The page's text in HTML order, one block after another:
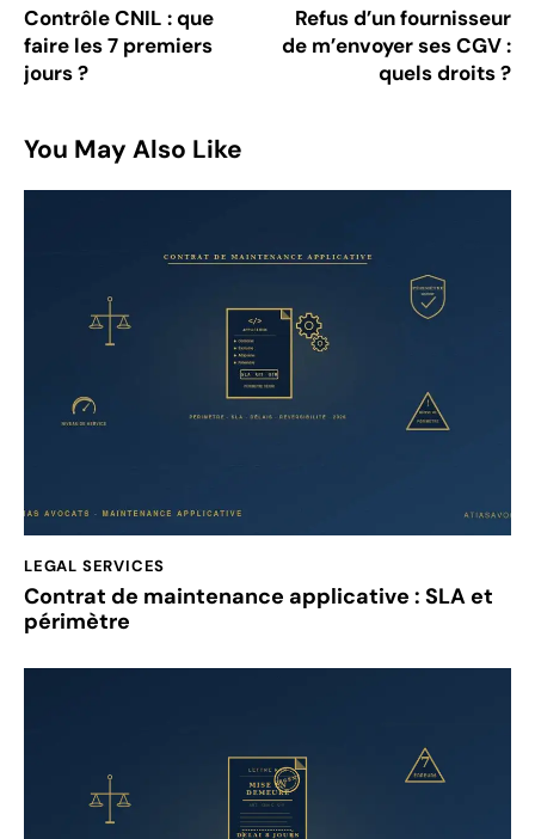
Contrôle CNIL : que
faire les 7 premiers
jours ?
Refus d’un fournisseur
de m’envoyer ses CGV :
quels droits ?
You May Also Like
LEGAL SERVICES
Contrat de maintenance applicative : SLA et
périmètre